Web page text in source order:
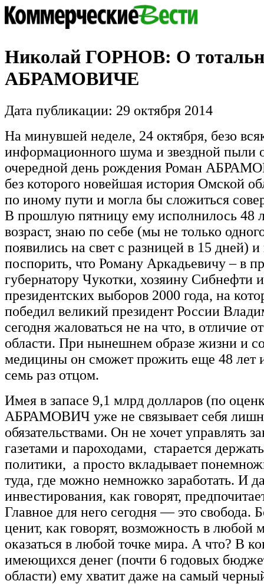
Николай ГОРНОВ: О
АБРАМОВИЧЕ
Дата публикации: 29 октября 2014
На минувшей неделе, 24 октября, безо
информационного шума и звездной пыли
очередной день рождения Роман
без которого новейшая история Омской
по иному пути и могла бы сложиться
В прошлую пятницу ему исполнилось 48
возраст, знаю по себе (мы не только
появились на свет с разницей в 15 дней) и
поспорить, что Роману Аркадьевичу – в
губернатору Чукотки, хозяину Сибнефти
президентских выборов 2000 года, на
победил великий президент России
сегодня жаловаться не на что, в отличие
области. При нынешнем образе жизни и
медицины он сможет прожить еще 48 лет
семь раз отцом.
Имея в запасе 9,1 млрд долларов (по
АБРАМОВИЧ уже не связывает себя
обязательствами. Он не хочет управлять
газетами и пароходами, старается
политики, а просто вкладывает
туда, где можно немножко заработать. И
инвестирования, как говорят,
Главное для него сегодня — это свобода.
ценит, как говорят, возможность в любой
оказаться в любой точке мира. А что? В
имеющихся денег (почти 6 годовых
области) ему хватит даже на самый